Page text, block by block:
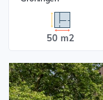
50 m2